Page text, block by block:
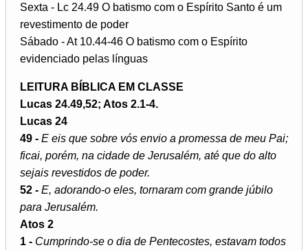
Sexta - Lc 24.49 O batismo com o Espírito Santo é um
revestimento de poder
Sábado - At 10.44-46 O batismo com o Espírito
evidenciado pelas línguas
LEITURA BÍBLICA EM CLASSE
Lucas 24.49,52; Atos 2.1-4.
Lucas 24
49 - E eis que sobre vós envio a promessa de meu Pai;
ficai, porém, na cidade de Jerusalém, até que do alto
sejais revestidos de poder.
52 - E, adorando-o eles, tornaram com grande júbilo
para Jerusalém.
Atos 2
1 - Cumprindo-se o dia de Pentecostes, estavam todos